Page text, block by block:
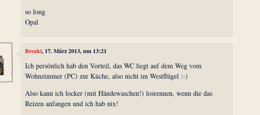
so long
Opal
Breaki, 17. März 2013, um 13:21
Ich persönlich hab den Vorteil, das WC liegt auf dem Weg vom
Wohnzimmer (PC) zur Küche, also nicht im Westflügel :-)
Also kann ich locker (mit Händewaschen!) losrennen, wenn die das
Reizen anfangen und ich hab nix!